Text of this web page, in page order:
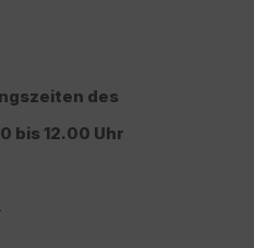
des
bis 12.00 Uhr